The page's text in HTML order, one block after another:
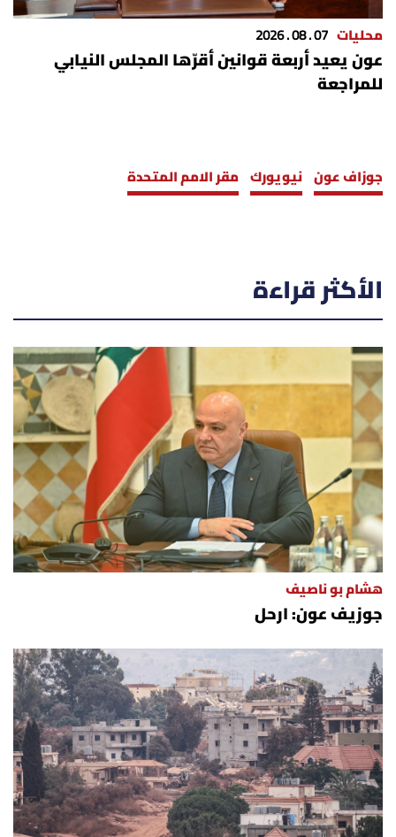
محليات 07 . 08 . 2026
عون يعيد أربعة قوانين أقرّها المجلس النيابي
للمراجعة
جوزاف عون نيويورك مقر الامم المتحدة
الأكثر قراءة
هشام بو ناصيف
جوزيف عون: ارحل